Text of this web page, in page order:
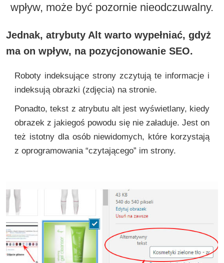
wpływ, może być pozornie nieodczuwalny.
Jednak, atrybuty Alt warto wypełniać, gdyż
ma on wpływ, na pozycjonowanie SEO.
Roboty indeksujące strony zczytują te informacje i
indeksują obrazki (zdjęcia) na stronie.
Ponadto, tekst z atrybutu alt jest wyświetlany, kiedy
obrazek z jakiegoś powodu się nie załaduje. Jest on
też istotny dla osób niewidomych, które korzystają
z oprogramowania “czytającego” im strony.